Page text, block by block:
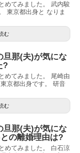
めてみました。 武内駿
東京都出身と なりま
む
旦那(夫)が気にな
?
めてみました。 尾崎由
京都出身です。 研音
む
旦那(夫)が気にな
の離婚理由は?
めてみました。 白石涼